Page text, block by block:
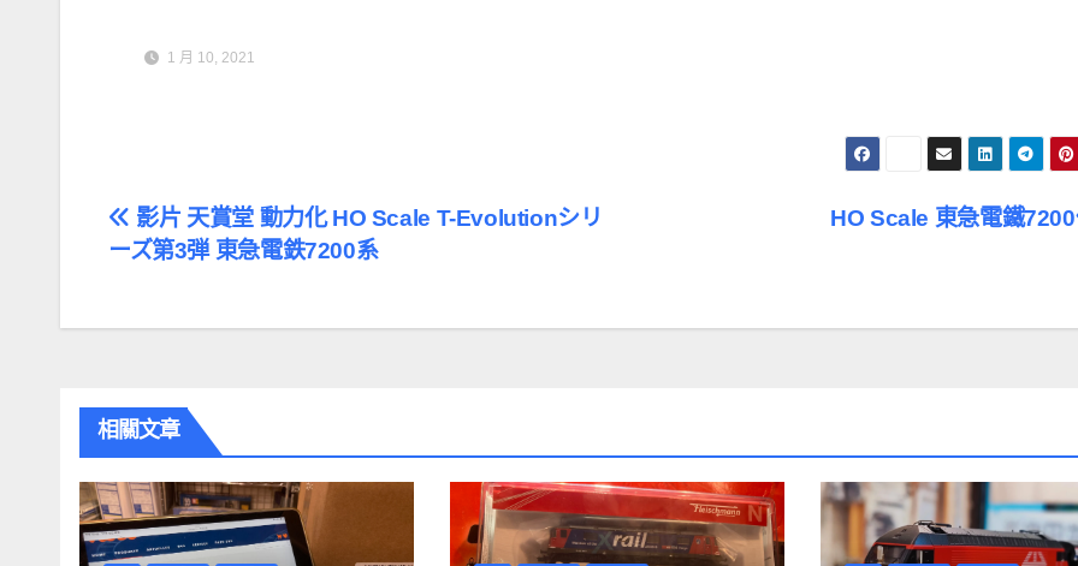
1 月 10, 2021
文
導
HO Scale 東急電鐵
影片 天賞堂 動力化 HO Scale T-Evolutionシリ
ーズ第3弾 東急電鉄7200系
相關文章